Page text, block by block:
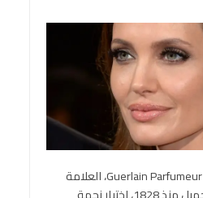
أعلنت دار “جيرلان” للعطور Guerlain Parfumeur، العلامة